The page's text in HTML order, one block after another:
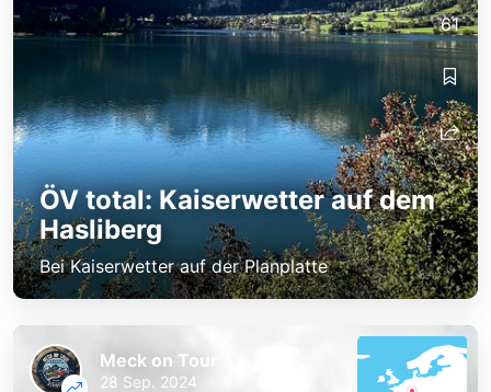
ÖV total: Kaiserwetter auf dem
Hasliberg
Bei Kaiserwetter auf der Planplatte
61
Meck on Tour
28 Sep. 2024